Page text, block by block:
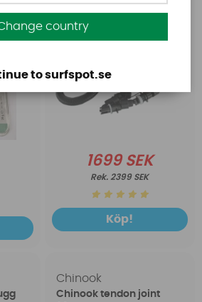
1699 SEK
2399 SEK
Köp!
Chinook
Chinook tendon joint
country
to surfspot.se